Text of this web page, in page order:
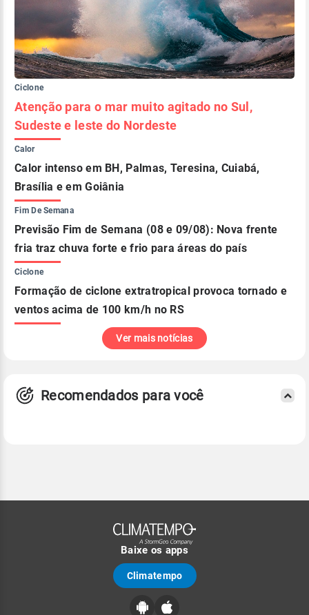
Ciclone
Atenção para o mar muito agitado no Sul,
Sudeste e leste do Nordeste
Calor
Calor intenso em BH, Palmas, Teresina, Cuiabá,
Brasília e em Goiânia
Fim De Semana
Previsão Fim de Semana (08 e 09/08): Nova frente
fria traz chuva forte e frio para áreas do país
Ciclone
Formação de ciclone extratropical provoca tornado e
ventos acima de 100 km/h no RS
Ver mais notícias
Recomendados para você
Baixe os apps
Climatempo